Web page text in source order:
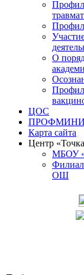
О
ЦОС
Карта сайта
Центр
МБОУ
ОШ